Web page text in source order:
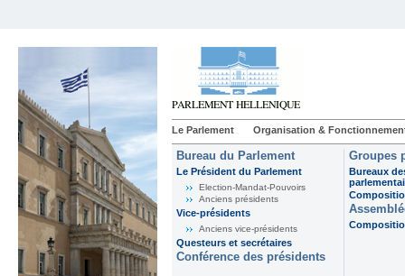
Le Parlement Organisation &
Bureau du Parlement
Le Président du Parlement
Election-Mandat-Pouvoirs
Anciens présidents
Vice-présidents
Anciens vice-présidents
Questeurs et secrétaires
Conférence des présidents
Groupes
Bureaux